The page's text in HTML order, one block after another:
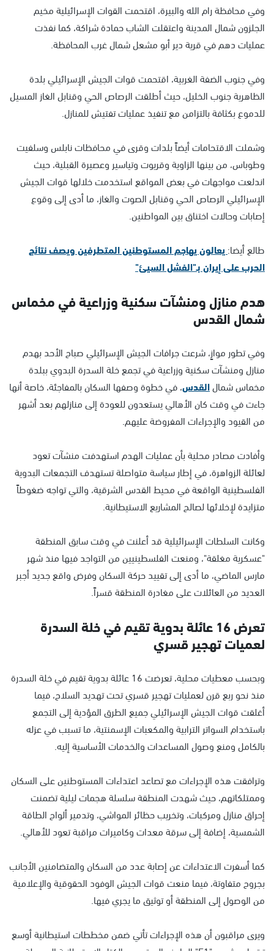
وفي محافظة رام الله والبيرة، اقتحمت القوات الإسرائيلية مخيم
الجلزون شمال المدينة واعتقلت الشاب حمادة شراكة، كما نفذت
عمليات دهم في قرية دير أبو مشعل شمال غرب المحافظة.
وفي جنوب الضفة الغربية، اقتحمت قوات الجيش الإسرائيلي بلدة
الظاهرية جنوب الخليل، حيث أطلقت الرصاص الحي وقنابل الغاز المسيل
للدموع بكثافة بالتزامن مع تنفيذ عمليات تفتيش للمنازل.
وشملت الاقتحامات أيضاً بلدات وقرى في محافظات نابلس وسلفيت
وطوباس، من بينها الزاوية وقريوت وتياسير وعصيرة القبلية، حيث
اندلعت مواجهات في بعض المواقع استخدمت خلالها قوات الجيش
الإسرائيلي الرصاص الحي وقنابل الصوت والغاز، ما أدى إلى وقوع
إصابات وحالات اختناق بين المواطنين.
طالع أيضا: يعالون يهاجم المستوطنين المتطرفين ويصف نتائج
الحرب على إيران بـ"الفشل السيئ"
هدم منازل ومنشآت سكنية وزراعية في مخماس
شمال القدس
وفي تطور موازٍ، شرعت جرافات الجيش الإسرائيلي صباح الأحد بهدم
منازل ومنشآت سكنية وزراعية في تجمع خلة السدرة البدوي ببلدة
مخماس شمالالقدس، في خطوة وصفها السكان بالمفاجئة، خاصة أنها
جاءت في وقت كان الأهالي يستعدون للعودة إلى منازلهم بعد أشهر
من القيود والإجراءات المفروضة عليهم.
وأفادت مصادر محلية بأن عمليات الهدم استهدفت منشآت تعود
لعائلة الزواهرة، في إطار سياسة متواصلة تستهدف التجمعات البدوية
الفلسطينية الواقعة في محيط القدس الشرقية، والتي تواجه ضغوطاً
متزايدة لإخلائها لصالح المشاريع الاستيطانية.
وكانت السلطات الإسرائيلية قد أعلنت في وقت سابق المنطقة
"عسكرية مغلقة"، ومنعت الفلسطينيين من التواجد فيها منذ شهر
مارس الماضي، ما أدى إلى تقييد حركة السكان وفرض واقع جديد أجبر
العديد من العائلات على مغادرة المنطقة قسراً.
تعرض 16 عائلة بدوية تقيم في خلة السدرة
لعميات تهجير قسري
وبحسب معطيات محلية، تعرضت 16 عائلة بدوية تقيم في خلة السدرة
منذ نحو ربع قرن لعمليات تهجير قسري تحت تهديد السلاح، فيما
أغلقت قوات الجيش الإسرائيلي جميع الطرق المؤدية إلى التجمع
باستخدام السواتر الترابية والمكعبات الإسمنتية، ما تسبب في عزله
بالكامل ومنع وصول المساعدات والخدمات الأساسية إليه.
وترافقت هذه الإجراءات مع تصاعد اعتداءات المستوطنين على السكان
وممتلكاتهم، حيث شهدت المنطقة سلسلة هجمات ليلية تضمنت
إحراق منازل ومركبات، وتخريب حظائر المواشي، وتدمير ألواح الطاقة
الشمسية، إضافة إلى سرقة معدات وكاميرات مراقبة تعود للأهالي.
كما أسفرت الاعتداءات عن إصابة عدد من السكان والمتضامنين الأجانب
بجروح متفاوتة، فيما منعت قوات الجيش الوفود الحقوقية والإعلامية
من الوصول إلى المنطقة أو توثيق ما يجري فيها.
ويرى مراقبون أن هذه الإجراءات تأتي ضمن مخططات استيطانية أوسع